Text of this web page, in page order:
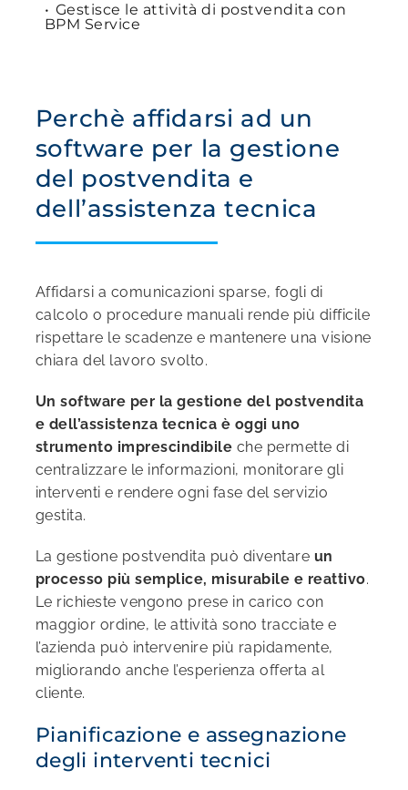
Gestisce le attività di postvendita con
BPM Service
Perchè affidarsi ad un
software per la gestione
del postvendita e
dell’assistenza tecnica
Affidarsi a comunicazioni sparse, fogli di
calcolo o procedure manuali rende più difficile
rispettare le scadenze e mantenere una visione
chiara del lavoro svolto.
Un software per la gestione del postvendita
e dell’assistenza tecnica è oggi uno
strumento imprescindibile che permette di
centralizzare le informazioni, monitorare gli
interventi e rendere ogni fase del servizio
gestita.
La gestione postvendita può diventare un
processo più semplice, misurabile e reattivo.
Le richieste vengono prese in carico con
maggior ordine, le attività sono tracciate e
l’azienda può intervenire più rapidamente,
migliorando anche l’esperienza offerta al
cliente.
Pianificazione e assegnazione
degli interventi tecnici